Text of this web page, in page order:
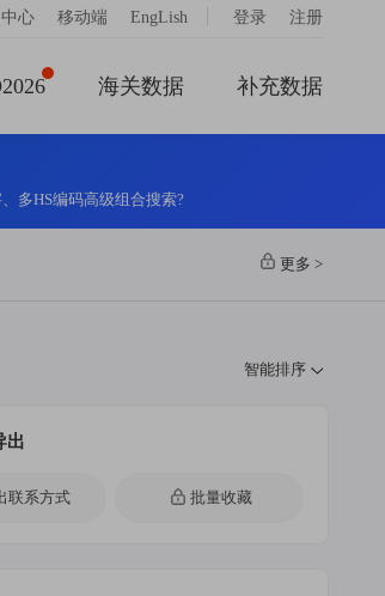
心 移动端 EngLish 登录 注册
海关数据 补充数据
多HS编码高级组合搜索?
更多 >
智能排序
出
联系方式 批量收藏